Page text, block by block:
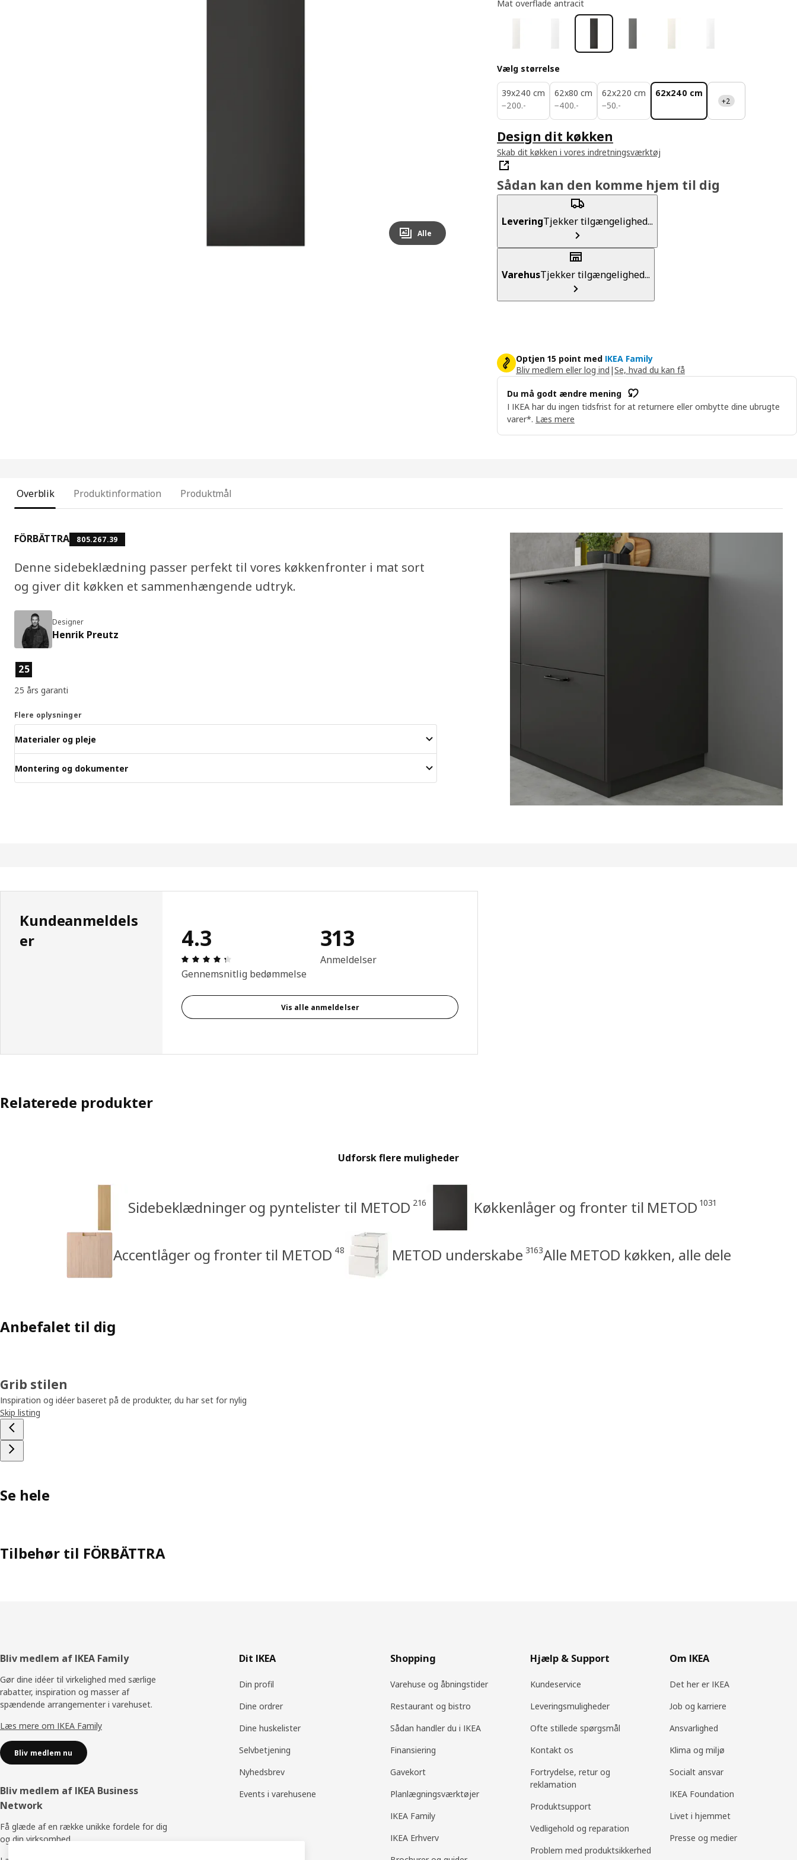
Alle
Mat overflade antracit
Vælg størrelse
39x240 cm
−200.-
200.-
62x80 cm
−400.-
400.-
62x220 cm
−50.-
50.-
62x240 cm
+2
Design dit køkken
Skab dit køkken i vores indretningsværktøj
Sådan kan den komme hjem til dig
LeveringTjekker tilgængelighed...
VarehusTjekker tilgængelighed...
Optjen 15 point med IKEA Family
Bliv medlem eller log ind |Se, hvad du kan få
Du må godt ændre mening
I IKEA har du ingen tidsfrist for at returnere eller ombytte dine ubrugte
varer*. Læs mere
Overblik Produktinformation Produktmål
FÖRBÄTTRA 805.267.39
Denne sidebeklædning passer perfekt til vores køkkenfronter i mat sort
og giver dit køkken et sammenhængende udtryk.
Designer
Henrik Preutz
Produktfunktioner
25
25 års garanti
Flere oplysninger
Materialer og pleje
Montering og dokumenter
Kundeanmeldels
er
4.3
Anmeldelse: 4.3 Ud af 5 Stjerner. Anmeldelser i alt: 313
Gennemsnitlig bedømmelse
313
Anmeldelser
Vis alle anmeldelser
Relaterede produkter
Udforsk flere muligheder
Sidebeklædninger og pyntelister til METOD 216 Køkkenlåger og fronter til METOD 1031
Accentlåger og fronter til METOD 48 METOD underskabe 3163Alle METOD køkken, alle dele
Anbefalet til dig
Grib stilen
Inspiration og idéer baseret på de produkter, du har set for nylig
Skip listing
Se hele
Tilbehør til FÖRBÄTTRA
Footer
Bliv medlem af IKEA Family
Gør dine idéer til virkelighed med særlige
rabatter, inspiration og masser af
spændende arrangementer i varehuset.
Læs mere om IKEA Family
Bliv medlem nu
Bliv medlem af IKEA Business
Network
Få glæde af en række unikke fordele for dig
og din virksomhed.
Dit IKEA
Din profil
Dine ordrer
Dine huskelister
Selvbetjening
Nyhedsbrev
Events i varehusene
Shopping
Varehuse og åbningstider
Restaurant og bistro
Sådan handler du i IKEA
Finansiering
Gavekort
Planlægningsværktøjer
IKEA Family
IKEA Erhverv
Hjælp & Support
Kundeservice
Leveringsmuligheder
Ofte stillede spørgsmål
Kontakt os
Fortrydelse, retur og
reklamation
Produktsupport
Vedligehold og reparation
Problem med produktsikkerhed
Om IKEA
Det her er IKEA
Job og karriere
Ansvarlighed
Klima og miljø
Socialt ansvar
IKEA Foundation
Livet i hjemmet
Presse og medier